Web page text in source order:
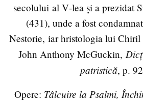
secolului al V‐lea și a prezidat
(431), unde a fost
Nestorie, iar hristologia lui Chiril
John Anthony McGuckin,
patristică, p.
Opere: Tâlcuire la Psalmi,